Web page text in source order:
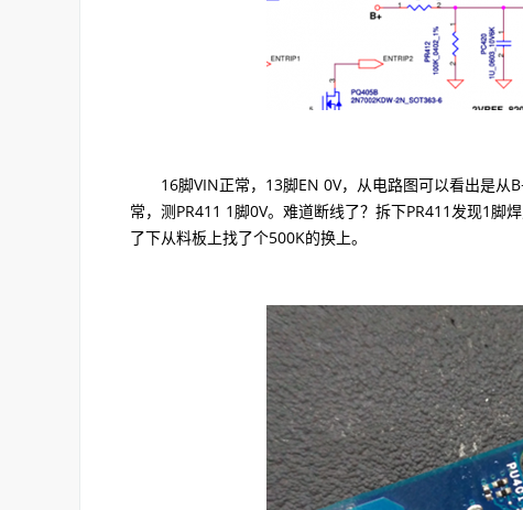
16脚VIN正常，13脚EN 0V，从电路图可以看出是从
常，测PR411 1脚0V。难道断线了？拆下PR411发现1脚
了下从料板上找了个500K的换上。